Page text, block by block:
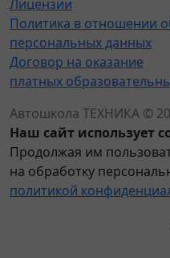
Лицензии
Политика в отношении
персональных данных
Договор на оказание
платных
Автошкола ТЕХНИКА ©
Наш сайт использует
Продолжая им
на обработку
политикой